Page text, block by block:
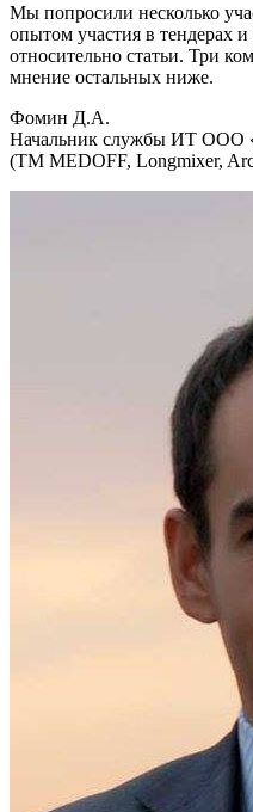
Мы попросили несколько
опытом участия в тендерах
относительно статьи. Три
мнение остальных ниже.
Фомин Д.А.
Начальник службы ИТ ООО
(ТМ MEDOFF, Longmixer,